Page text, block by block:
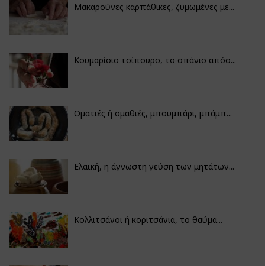
Μακαρούνες καρπάθικες, ζυμωμένες με...
Κουμαρίσιο τσίπουρο, το σπάνιο απόσ...
Οματιές ή ομαθιές, μπουμπάρι, μπάμπ...
Ελαϊκή, η άγνωστη γεύση των μητάτων...
Κολλιτσάνοι ή κοριτσάνια, το θαύμα...